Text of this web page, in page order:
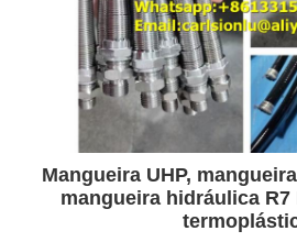
Mangueira UHP,
mangueira hidráulica R7